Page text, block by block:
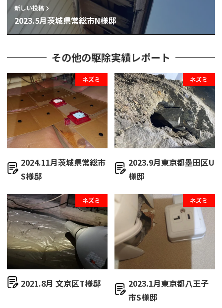
新しい投稿
2023.5月茨城県常総市N様邸
その他の駆除実績レポート
ネズミ
2024.11月茨城県常総市
S様邸
ネズミ
2023.9月東京都墨田区U
様邸
ネズミ
2021.8月 文京区T様邸
ネズミ
2023.1月東京都八王子
市S様邸